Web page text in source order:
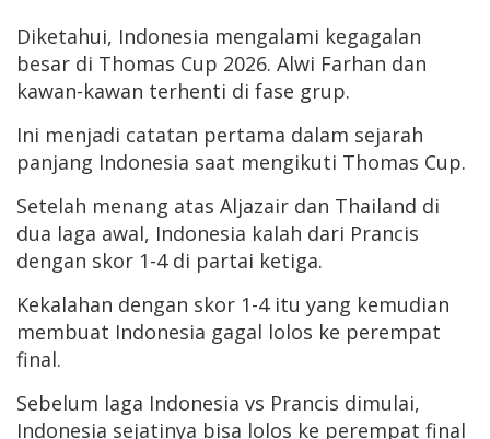
Diketahui, Indonesia mengalami kegagalan
besar di Thomas Cup 2026. Alwi Farhan dan
kawan-kawan terhenti di fase grup.
Ini menjadi catatan pertama dalam sejarah
panjang Indonesia saat mengikuti Thomas Cup.
Setelah menang atas Aljazair dan Thailand di
dua laga awal, Indonesia kalah dari Prancis
dengan skor 1-4 di partai ketiga.
Kekalahan dengan skor 1-4 itu yang kemudian
membuat Indonesia gagal lolos ke perempat
final.
Sebelum laga Indonesia vs Prancis dimulai,
Indonesia sejatinya bisa lolos ke perempat final